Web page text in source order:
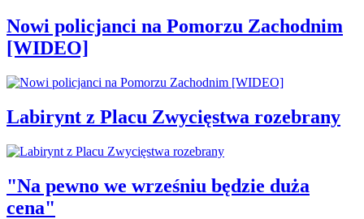
Nowi policjanci na Pomorzu Zachodnim
[WIDEO]
Labirynt z Placu Zwycięstwa rozebrany
"Na pewno we wrześniu będzie duża
cena"